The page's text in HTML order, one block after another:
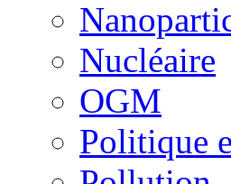
Nucléaire
OGM
Politique